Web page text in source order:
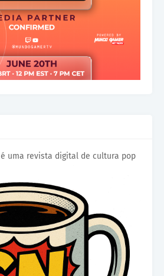
uma revista digital de cultura pop